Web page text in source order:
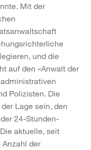
Mit der
und die
auf den «Anwalt der
Polizisten. Die
Lage sein, den
24-Stunden-
aktuelle, seit
der